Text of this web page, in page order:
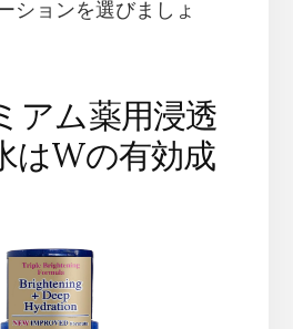
ションを選びましょ
アム薬用浸透
はWの有効成